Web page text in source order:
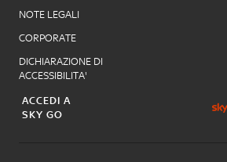
NOTE LEGALI
CORPORATE
DICHIARAZIONE DI
ACCESSIBILITA'
ACCEDI A
SKY GO